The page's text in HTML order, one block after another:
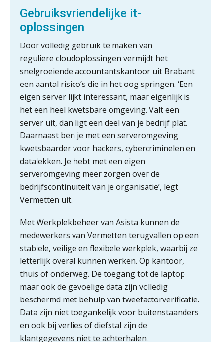
Gebruiksvriendelijke it-
oplossingen
Door volledig gebruik te maken van
reguliere cloudoplossingen vermijdt het
snelgroeiende accountantskantoor uit Brabant
een aantal risico’s die in het oog springen. ‘Een
eigen server lijkt interessant, maar eigenlijk is
het een heel kwetsbare omgeving. Valt een
server uit, dan ligt een deel van je bedrijf plat.
Daarnaast ben je met een serveromgeving
kwetsbaarder voor hackers, cybercriminelen en
datalekken. Je hebt met een eigen
serveromgeving meer zorgen over de
bedrijfscontinuïteit van je organisatie’, legt
Vermetten uit.
Met Werkplekbeheer van Asista kunnen de
medewerkers van Vermetten terugvallen op een
stabiele, veilige en flexibele werkplek, waarbij ze
letterlijk overal kunnen werken. Op kantoor,
thuis of onderweg. De toegang tot de laptop
maar ook de gevoelige data zijn volledig
beschermd met behulp van tweefactorverificatie.
Data zijn niet toegankelijk voor buitenstaanders
en ook bij verlies of diefstal zijn de
klantgegevens niet te achterhalen.
administratiekantoren: al je klanten in
één overzicht
capaciteitsplanning
Yousri Mandour: “Verandering begint
Waarom het huidige verdienmodel
van accountants verleden tijd is
Wie is de eerste? De AI-revolutie
waar elk kantoor op wacht.
‘De accountant is essentieel voor
ondernemers in het mkb’
Waarom een VOF-contract net zo
belangrijk is als het zakelijk plan zelf
Waarom jouw klant sneller
antwoordt via een app dan via de
mail